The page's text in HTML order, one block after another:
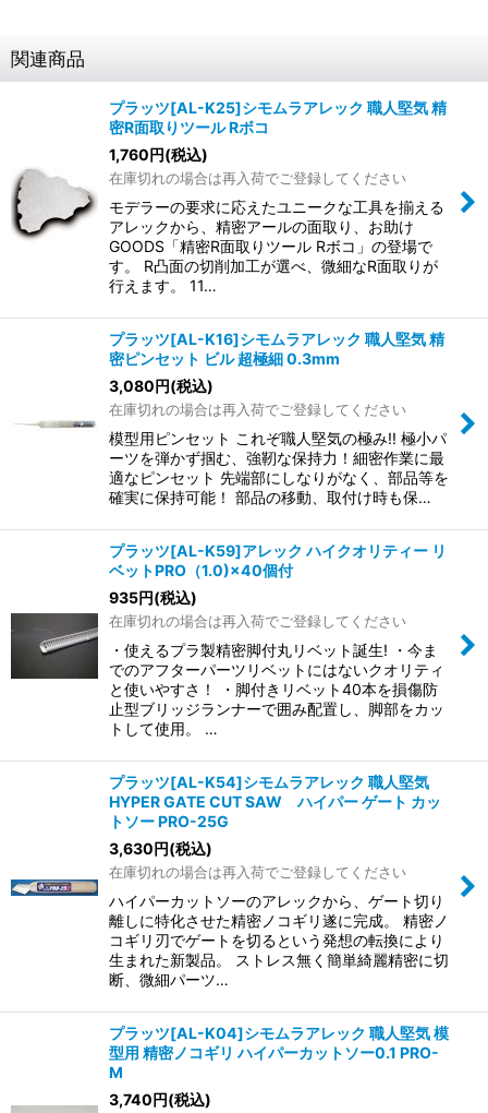
関連商品
プラッツ[AL-K25]シモムラアレック 職人堅気 精
密R面取りツール Rボコ
1,760円(税込)
在庫切れの場合は再入荷でご登録してください
モデラーの要求に応えたユニークな工具を揃える
アレックから、精密アールの面取り、お助け
GOODS「精密R面取りツール Rボコ」の登場で
す。 R凸面の切削加工が選べ、微細なR面取りが
行えます。 11…
プラッツ[AL-K16]シモムラアレック 職人堅気 精
密ピンセット ビル 超極細 0.3mm
3,080円(税込)
在庫切れの場合は再入荷でご登録してください
模型用ピンセット これぞ職人堅気の極み!! 極小パ
ーツを弾かず掴む、強靭な保持力！細密作業に最
適なピンセット 先端部にしなりがなく、部品等を
確実に保持可能！ 部品の移動、取付け時も保…
プラッツ[AL-K59]アレック ハイクオリティー リ
ベットPRO（1.0)×40個付
935円(税込)
在庫切れの場合は再入荷でご登録してください
・使えるプラ製精密脚付丸リベット誕生! ・今ま
でのアフターパーツリベットにはないクオリティ
と使いやすさ！ ・脚付きリベット40本を損傷防
止型ブリッジランナーで囲み配置し、脚部をカッ
トして使用。 …
プラッツ[AL-K54]シモムラアレック 職人堅気
HYPER GATE CUT SAW ハイパー ゲート カッ
トソー PRO-25G
3,630円(税込)
在庫切れの場合は再入荷でご登録してください
ハイパーカットソーのアレックから、ゲート切り
離しに特化させた精密ノコギリ遂に完成。 精密ノ
コギリ刃でゲートを切るという発想の転換により
生まれた新製品。 ストレス無く簡単綺麗精密に切
断、微細パーツ…
プラッツ[AL-K04]シモムラアレック 職人堅気 模
型用 精密ノコギリ ハイパーカットソー0.1 PRO-
M
3,740円(税込)